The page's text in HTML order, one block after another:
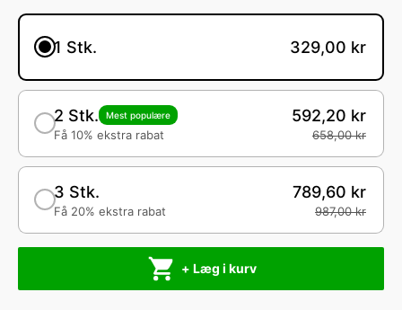
1 Stk. 329,00 kr
2 Stk. Mest populære
Få 10% ekstra rabat
592,20 kr
658,00 kr
3 Stk.
Få 20% ekstra rabat
789,60 kr
987,00 kr
+ Læg i kurv